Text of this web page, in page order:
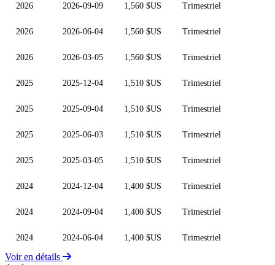
2026 2026-09-09 1,560 $US Trimestriel
2026 2026-06-04 1,560 $US Trimestriel
2026 2026-03-05 1,560 $US Trimestriel
2025 2025-12-04 1,510 $US Trimestriel
2025 2025-09-04 1,510 $US Trimestriel
2025 2025-06-03 1,510 $US Trimestriel
2025 2025-03-05 1,510 $US Trimestriel
2024 2024-12-04 1,400 $US Trimestriel
2024 2024-09-04 1,400 $US Trimestriel
2024 2024-06-04 1,400 $US Trimestriel
Voir en détails